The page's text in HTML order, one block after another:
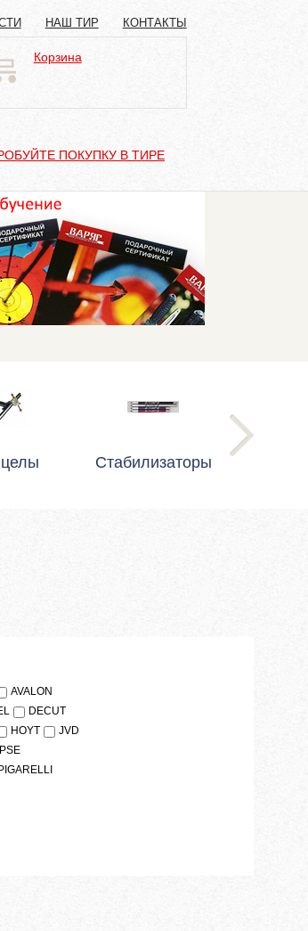
НАШ ТИР КОНТАКТЫ
Корзина
ПОКУПКУ В ТИРЕ
Стабилизаторы
AVALON
DECUT
HOYT
JVD
PSE